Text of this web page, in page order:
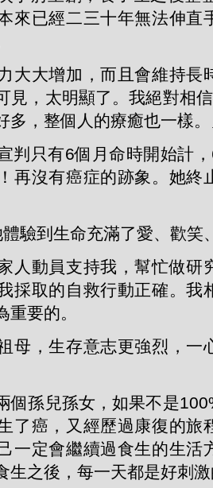
來已經二三十年無法伸直
大大增加，而且會維持長
見，太明顯了。我絕對相
多，整個人的療癒也一樣
判只有6個月命時開始計
再沒有癌症的跡象。她終
驗到生命充滿了愛、歡笑
人動員支持我，幫忙做研
採取的自救行動正確。我
要的。
母，生存意志更強烈，一
個孫兒孫女，如果不是
了癌，又經歷過康復的旅
一定會繼續過食生的生活
生之後，每一天都是好刺